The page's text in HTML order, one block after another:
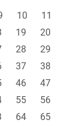
10
11
19
20
28
29
37
38
46
47
55
56
64
65